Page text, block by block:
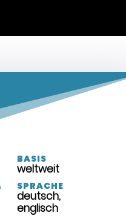
BASIS
weltweit
SPRACHE
deutsch,
englisch